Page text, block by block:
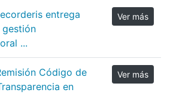
entrega
...
Ver más
Código de
en
Ver más